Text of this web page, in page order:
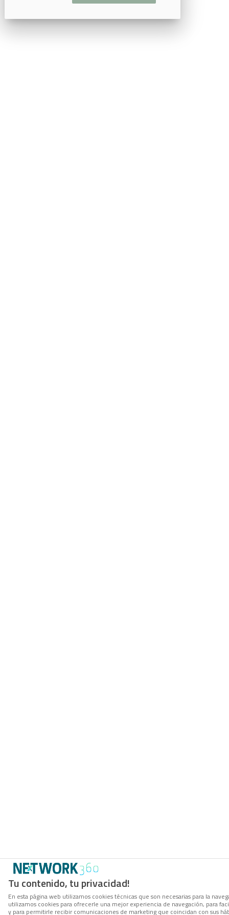
Tu contenido, tu privacidad!
En esta página web utilizamos cookies técnicas que son necesarias para la
utilizamos cookies para ofrecerle una mejor experiencia de navegación, para
y para permitirle recibir comunicaciones de marketing que coincidan con sus